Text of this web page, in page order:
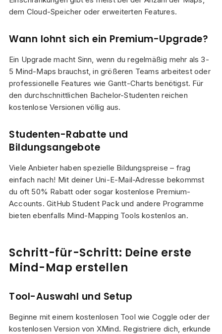
dem Cloud-Speicher oder erweiterten Features.
Wann lohnt sich ein Premium-Upgrade?
Ein Upgrade macht Sinn, wenn du regelmäßig mehr als 3-
5 Mind-Maps brauchst, in größeren Teams arbeitest oder
professionelle Features wie Gantt-Charts benötigst. Für
den durchschnittlichen Bachelor-Studenten reichen
kostenlose Versionen völlig aus.
Studenten-Rabatte und
Bildungsangebote
Viele Anbieter haben spezielle Bildungspreise – frag
einfach nach! Mit deiner Uni-E-Mail-Adresse bekommst
du oft 50% Rabatt oder sogar kostenlose Premium-
Accounts. GitHub Student Pack und andere Programme
bieten ebenfalls Mind-Mapping Tools kostenlos an.
Schritt-für-Schritt: Deine erste
Mind-Map erstellen
Tool-Auswahl und Setup
Beginne mit einem kostenlosen Tool wie Coggle oder der
kostenlosen Version von XMind. Registriere dich, erkunde